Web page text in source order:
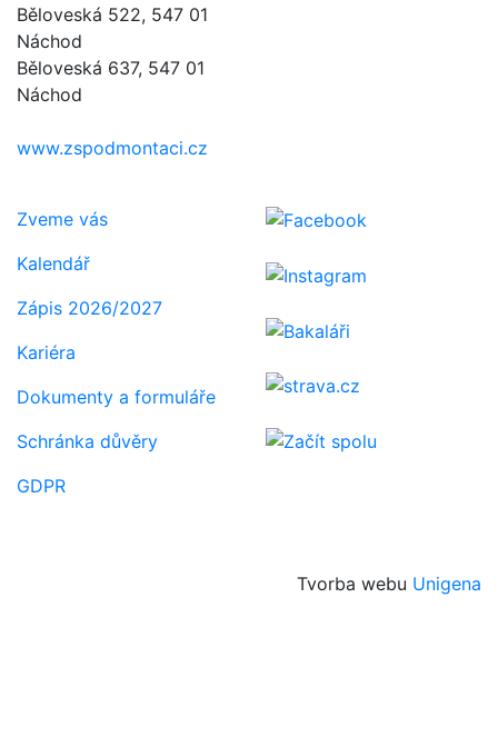
Běloveská 522, 547 01
Náchod
Běloveská 637, 547 01
Náchod
www.zspodmontaci.cz
Zveme vás
Kalendář
Zápis 2026/2027
Kariéra
Dokumenty a formuláře
Schránka důvěry
GDPR
Tvorba webu Unigena